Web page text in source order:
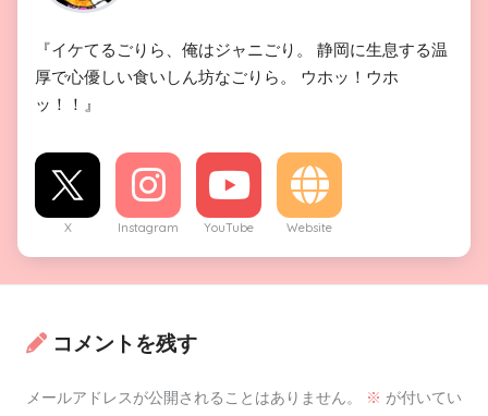
『イケてるごりら、俺はジャニごり。 静岡に生息する温
厚で心優しい食いしん坊なごりら。 ウホッ！ウホ
ッ！！』
X Instagram YouTube Website
コメントを残す
メールアドレスが公開されることはありません。 ※ が付いてい